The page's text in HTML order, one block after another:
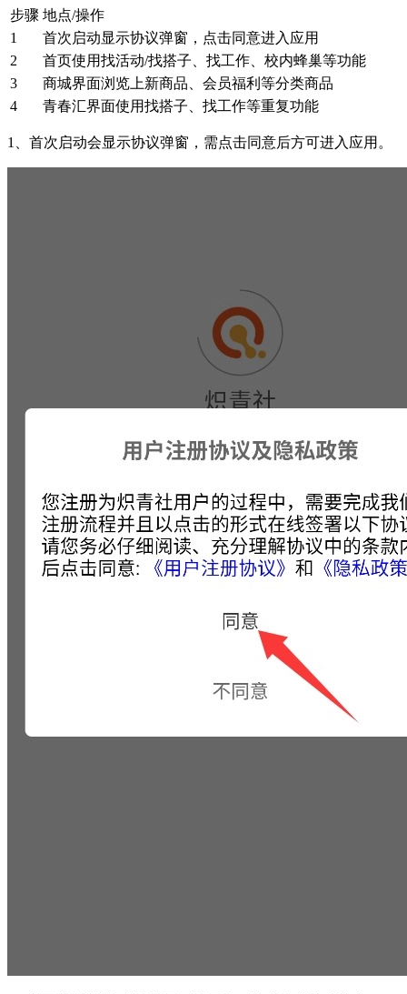
步骤 地点/操作
1
首次启动显示协议弹窗，点击同意进入应用
2
首页使用找活动/找搭子、找工作、校内蜂巢等功能
3
商城界面浏览上新商品、会员福利等分类商品
4
青春汇界面使用找搭子、找工作等重复功能
1、首次启动会显示协议弹窗，需点击同意后方可进入应用。